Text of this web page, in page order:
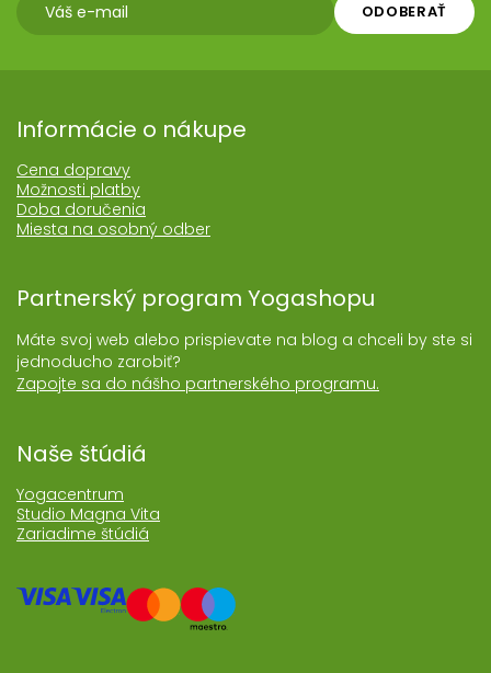
ODOBERAŤ
Informácie o nákupe
Cena dopravy
Možnosti platby
Doba doručenia
Miesta na osobný odber
Partnerský program Yogashopu
Máte svoj web alebo prispievate na blog a chceli by ste si
jednoducho zarobiť?
Zapojte sa do nášho partnerského programu.
Naše štúdiá
Yogacentrum
Studio Magna Vita
Zariadime štúdiá